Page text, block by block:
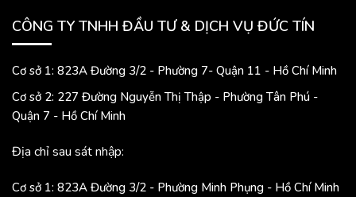
CÔNG TY TNHH ĐẦU TƯ & DỊCH VỤ ĐỨC TÍN
Cơ sở 1: 823A Đường 3/2 - Phường 7- Quận 11 - Hồ Chí Minh
Cơ sở 2: 227 Đường Nguyễn Thị Thập - Phường Tân Phú -
Quận 7 - Hồ Chí Minh
Địa chỉ sau sát nhập:
Cơ sở 1: 823A Đường 3/2 - Phường Minh Phụng - Hồ Chí Minh